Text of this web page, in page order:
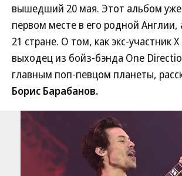
вышедший 20 мая. Этот альбом уже
первом месте в его родной Англии,
21 стране. О том, как экс-участник
выходец из бойз-бэнда One
главным поп-певцом планеты,
Борис Барабанов.